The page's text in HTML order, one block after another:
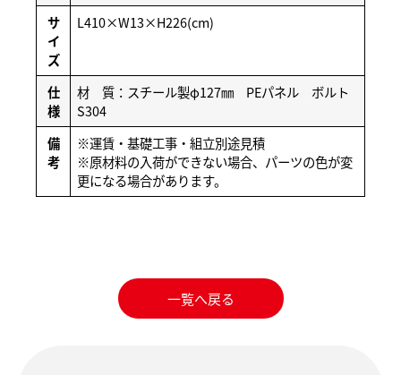
サ
イ
ズ
L410×W13×H226(cm)
仕
様
材 質：スチール製φ127㎜ PEパネル ボルト
S304
備
考
※運賃・基礎工事・組立別途見積
※原材料の入荷ができない場合、パーツの色が変
更になる場合があります。
一覧へ戻る